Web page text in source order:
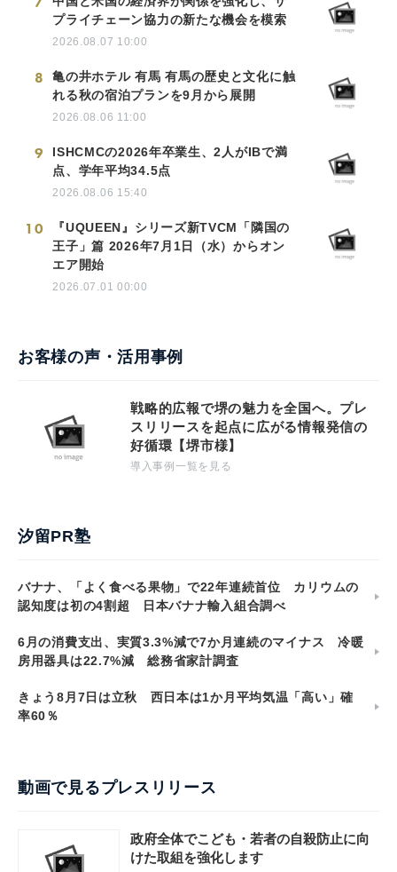
プライチェーン協力の新たな機会を模索
2026.08.07 10:00
8
亀の井ホテル 有馬 有馬の歴史と文化に触
れる秋の宿泊プランを9月から展開
2026.08.06 11:00
9
ISHCMCの2026年卒業生、2人がIBで満
点、学年平均34.5点
2026.08.06 15:40
10
『UQUEEN』シリーズ新TVCM「隣国の
王子」篇 2026年7月1日（水）からオン
エア開始
2026.07.01 00:00
お客様の声・活用事例
戦略的広報で堺の魅力を全国へ。プレ
スリリースを起点に広がる情報発信の
好循環【堺市様】
導入事例一覧を見る
汐留PR塾
バナナ、「よく食べる果物」で22年連続首位 カリウムの
認知度は初の4割超 日本バナナ輸入組合調べ
6月の消費支出、実質3.3%減で7か月連続のマイナス 冷暖
房用器具は22.7%減 総務省家計調査
きょう8月7日は立秋 西日本は1か月平均気温「高い」確
率60％
動画で見るプレスリリース
政府全体でこども・若者の自殺防止に向
けた取組を強化します